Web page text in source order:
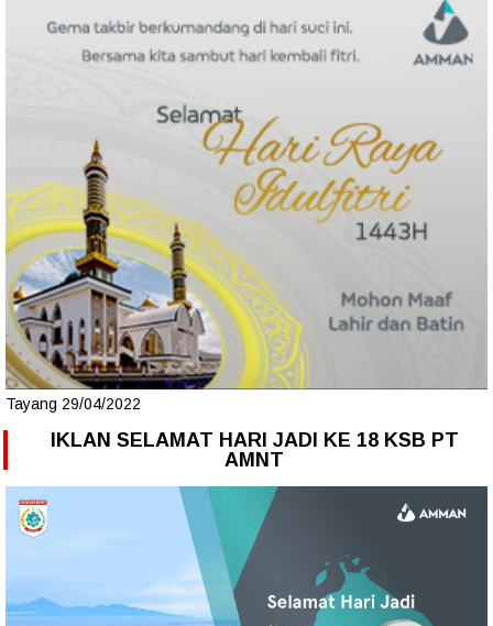
Tayang 29/04/2022
IKLAN SELAMAT HARI JADI KE 18 KSB PT
AMNT